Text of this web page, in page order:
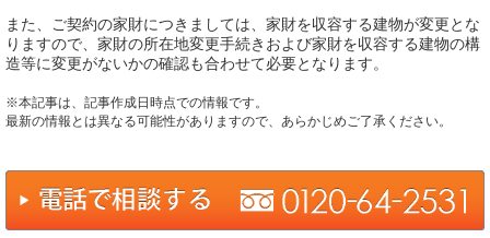
また、ご契約の家財につきましては、家財を収容する建物が変更とな
りますので、家財の所在地変更手続きおよび家財を収容する建物の構
造等に変更がないかの確認も合わせて必要となります。
※本記事は、記事作成日時点での情報です。
最新の情報とは異なる可能性がありますので、あらかじめご了承ください。